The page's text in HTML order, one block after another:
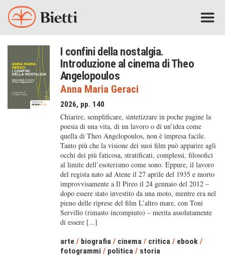
I confini della nostalgia.
Introduzione al cinema di Theo
Angelopoulos
Anna Maria Geraci
2026, pp. 140
Chiarire, semplificare, sintetizzare in poche pagine la
poesia di una vita, di un lavoro o di un’idea come
quella di Theo Angelopoulos, non è impresa facile.
Tanto più che la visione dei suoi film può apparire agli
occhi dei più faticosa, stratificati, complessi, filosofici
al limite dell’esoterismo come sono. Eppure, il lavoro
del regista nato ad Atene il 27 aprile del 1935 e morto
improvvisamente a Il Pireo il 24 gennaio del 2012 –
dopo essere stato investito da una moto, mentre era nel
pieno delle riprese del film L’altro mare, con Toni
Servillo (rimasto incompiuto) – merita assolutamente
di essere [...]
arte / biografia / cinema / critica / ebook /
fotogrammi / politica / storia